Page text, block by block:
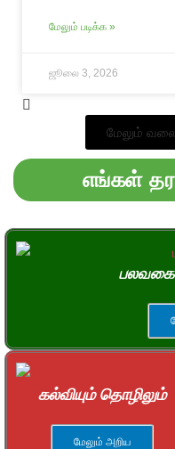
மேலும் படிக்க »
ஜூலை 3, 2026
மேலும்
எங்கள்
கல்வியும் தொழிலும்
மேலும் அறிய